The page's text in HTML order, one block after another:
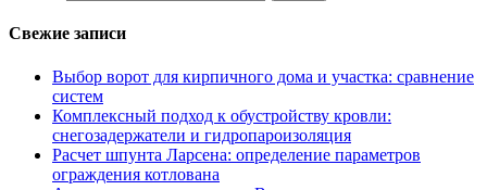
Свежие записи
Выбор ворот для кирпичного дома и участка: сравнение
систем
Комплексный подход к обустройству кровли:
снегозадержатели и гидропароизоляция
Расчет шпунта Ларсена: определение параметров
ограждения котлована